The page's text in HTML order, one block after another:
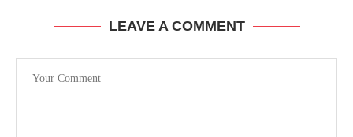
LEAVE A COMMENT